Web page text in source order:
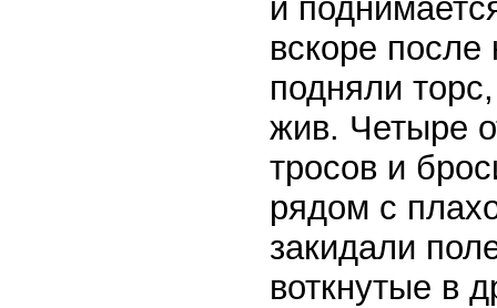
и
вскоре после
подняли
жив. Четыре
тросов и
рядом с
закидали
воткнутые в